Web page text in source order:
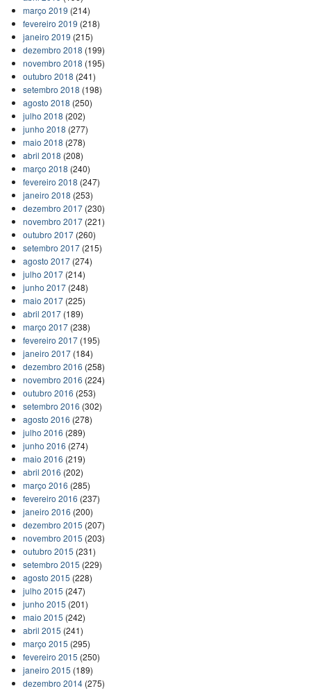
março 2019 (214)
fevereiro 2019 (218)
janeiro 2019 (215)
dezembro 2018 (199)
novembro 2018 (195)
outubro 2018 (241)
setembro 2018 (198)
agosto 2018 (250)
julho 2018 (202)
junho 2018 (277)
maio 2018 (278)
abril 2018 (208)
março 2018 (240)
fevereiro 2018 (247)
janeiro 2018 (253)
dezembro 2017(230)
novembro 2017(221)
outubro 2017(260)
setembro 2017(215)
agosto 2017(274)
julho 2017(214)
junho 2017(248)
maio 2017(225)
abril 2017(189)
março 2017(238)
fevereiro 2017(195)
janeiro 2017(184)
dezembro 2016 (258)
novembro 2016 (224)
outubro 2016 (253)
setembro 2016 (302)
agosto 2016 (278)
julho 2016 (289)
junho 2016 (274)
maio 2016 (219)
abril 2016 (202)
março 2016 (285)
fevereiro 2016 (237)
janeiro 2016 (200)
dezembro 2015 (207)
novembro 2015 (203)
outubro 2015 (231)
setembro 2015 (229)
agosto 2015 (228)
julho 2015 (247)
junho 2015 (201)
maio 2015 (242)
abril 2015 (241)
março 2015 (295)
fevereiro 2015 (250)
janeiro 2015 (189)
dezembro 2014(275)